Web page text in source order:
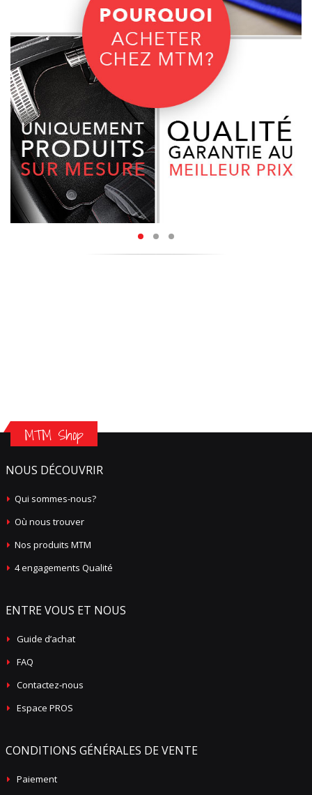
MTM Shop
NOUS DÉCOUVRIR
Qui sommes-nous?
Où nous trouver
Nos produits MTM
4 engagements Qualité
ENTRE VOUS ET NOUS
Guide d’achat
FAQ
Contactez-nous
Espace PROS
CONDITIONS GÉNÉRALES DE VENTE
Paiement